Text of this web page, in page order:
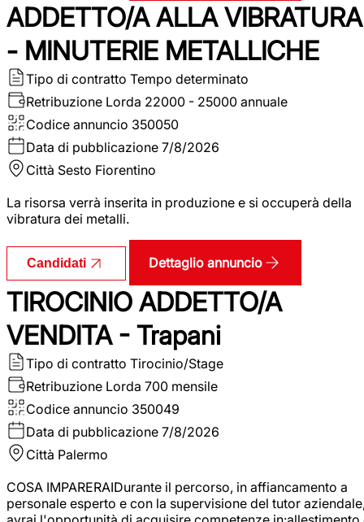
ADDETTO/A ALLA VIBRATURA
- MINUTERIE METALLICHE
Tipo di contratto Tempo determinato
Retribuzione Lorda 22000 - 25000 annuale
Codice annuncio 350050
Data di pubblicazione 7/8/2026
Città Sesto Fiorentino
La risorsa verrà inserita in produzione e si occuperà della
vibratura dei metalli.
Candidati Dettaglio annuncio
TIROCINIO ADDETTO/A
VENDITA - Trapani
Tipo di contratto Tirocinio/Stage
Retribuzione Lorda 700 mensile
Codice annuncio 350049
Data di pubblicazione 7/8/2026
Città Palermo
COSA IMPARERAIDurante il percorso, in affiancamento a
personale esperto e con la supervisione del tutor